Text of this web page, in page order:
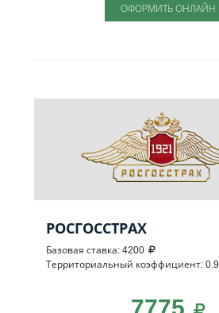
ОФОРМИТЬ ОНЛАЙН
РОСГОССТРАХ
Базовая ставка: 4200
Территориальный коэффициент: 0.9